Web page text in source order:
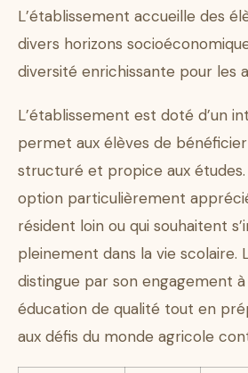
L’établissement accueille des
divers horizons
diversité enrichissante pour les
L’établissement est doté d’un
permet aux élèves de
structuré et propice aux études.
option particulièrement
résident loin ou qui souhaitent
pleinement dans la vie scolaire.
distingue par son engagement
éducation de qualité tout en
aux défis du monde agricole